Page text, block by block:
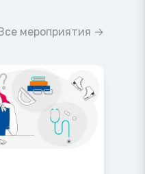
мероприятия →